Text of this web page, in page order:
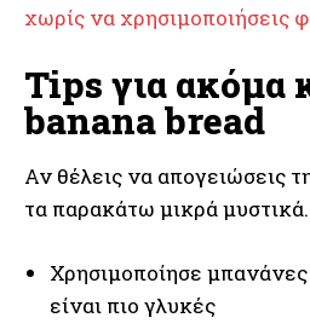
χωρίς να χρησιμοποιήσεις
Tips για ακόμα
banana bread
Αν θέλεις να απογειώσεις
τα παρακάτω μικρά μυστικά.
Χρησιμοποίησε
είναι πιο γλυκές